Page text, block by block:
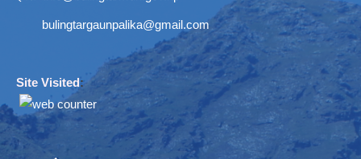
bulingtargaunpalika@gmail.com
Site Visited: